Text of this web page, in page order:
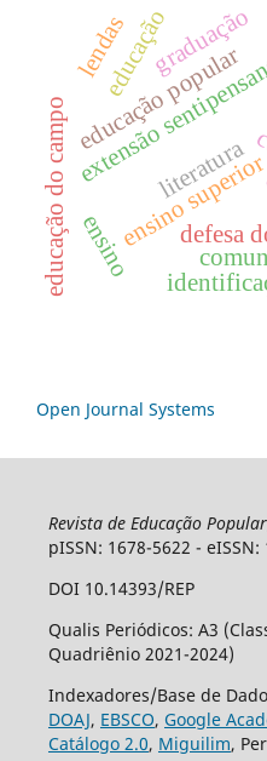
extensão
educação do campo ensino superior
defesa
educação popular
ensino
graduação
literatura
educação
lendas
Open Journal Systems
Revista de Educação Popular
pISSN: 1678-5622 - eISSN:
DOI 10.14393/REP
Qualis Periódicos: A3
Quadriênio 2021-2024)
Indexadores/Base de
DOAJ, EBSCO, Google
Catálogo 2.0, Miguilim,